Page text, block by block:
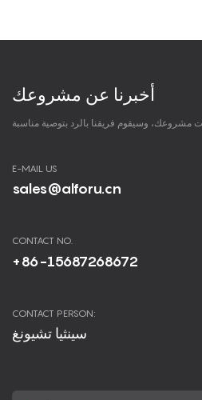
أخبرنا عن مشروعك
E-MAIL US
sales@alforu.cn
CONTACT NO.
+86-15687268672
CONTACT PERSON:
سينثيا تشيونغ